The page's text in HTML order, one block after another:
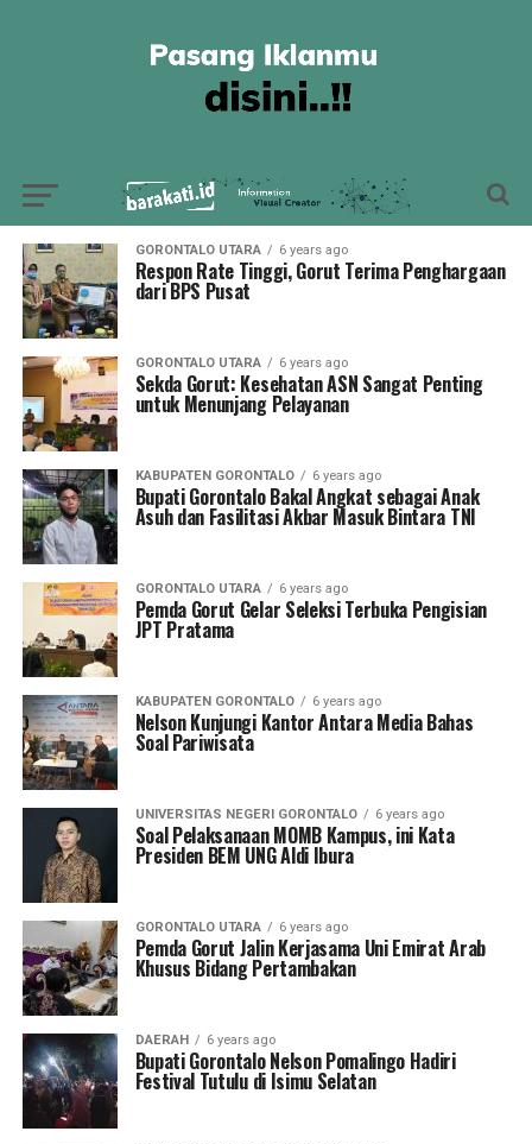
GORONTALO UTARA 6 years ago
Respon Rate Tinggi, Gorut Terima Penghargaan
dari BPS Pusat
GORONTALO UTARA 6 years ago
Sekda Gorut: Kesehatan ASN Sangat Penting
untuk Menunjang Pelayanan
KABUPATEN GORONTALO 6 years ago
Bupati Gorontalo Bakal Angkat sebagai Anak
Asuh dan Fasilitasi Akbar Masuk Bintara TNI
GORONTALO UTARA 6 years ago
Pemda Gorut Gelar Seleksi Terbuka Pengisian
JPT Pratama
KABUPATEN GORONTALO 6 years ago
Nelson Kunjungi Kantor Antara Media Bahas
Soal Pariwisata
UNIVERSITAS NEGERI GORONTALO 6 years ago
Soal Pelaksanaan MOMB Kampus, ini Kata
Presiden BEM UNG Aldi Ibura
GORONTALO UTARA 6 years ago
Pemda Gorut Jalin Kerjasama Uni Emirat Arab
Khusus Bidang Pertambakan
DAERAH 6 years ago
Bupati Gorontalo Nelson Pomalingo Hadiri
Festival Tutulu di Isimu Selatan